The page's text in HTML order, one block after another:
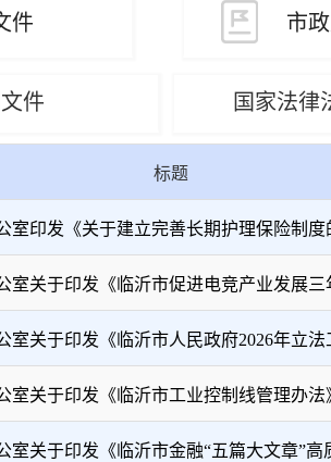
件 市
件 国家法律
标题
室印发《关于建立完善长期护理保险制度
室关于印发《临沂市促进电竞产业发展三
室关于印发《临沂市人民政府2026年立法
室关于印发《临沂市工业控制线管理办法
室关于印发《临沂市金融“五篇大文章”高